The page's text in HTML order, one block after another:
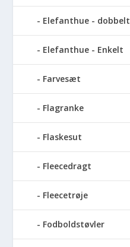
Elefanthue - dobbelt
Elefanthue - Enkelt
Farvesæt
Flagranke
Flaskesut
Fleecedragt
Fleecetrøje
Fodboldstøvler